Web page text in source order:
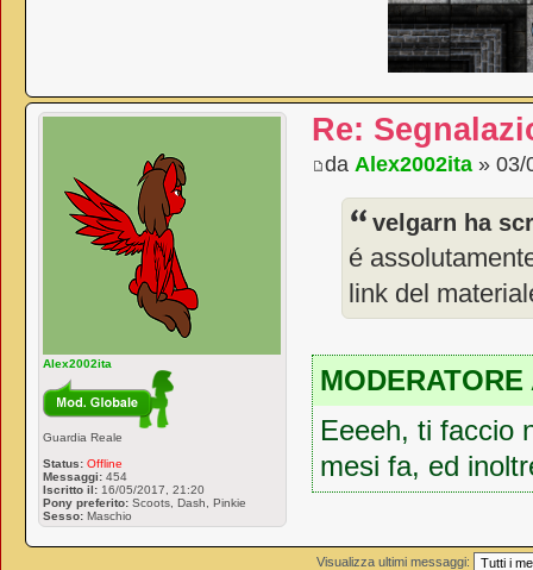
Re:
da Alex2002ita» 03/
velgarn ha
é
link del
MODERATORE
Eeeeh, ti faccio
mesi fa, ed
Alex2002ita
Guardia Reale
Status: Offline
Messaggi: 454
Iscritto il: 16/05/2017, 21:20
Pony preferito: Scoots, Dash, Pinkie
Sesso: Maschio
Visualizza ultimi messaggi: